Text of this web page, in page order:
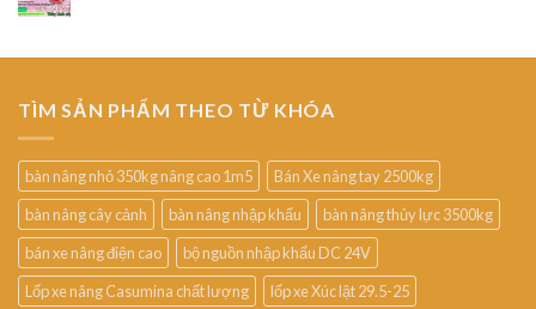
TÌM SẢN PHẨM THEO TỪ KHÓA
bàn nâng nhỏ 350kg nâng cao 1m5
Bán Xe nâng tay 2500kg
bàn nâng cây cảnh
bàn nâng nhập khẩu
bàn nâng thủy lực 3500kg
bán xe nâng điện cao
bộ nguồn nhập khẩu DC 24V
Lốp xe nâng Casumina chất lượng
lốp xe Xúc lật 29.5-25